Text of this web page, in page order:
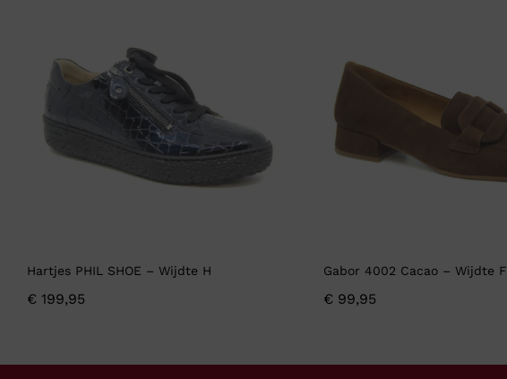
Hartjes PHIL SHOE – Wijdte H
€ 199,95
Gabor 4002 Cacao – Wijdte F
€ 99,95